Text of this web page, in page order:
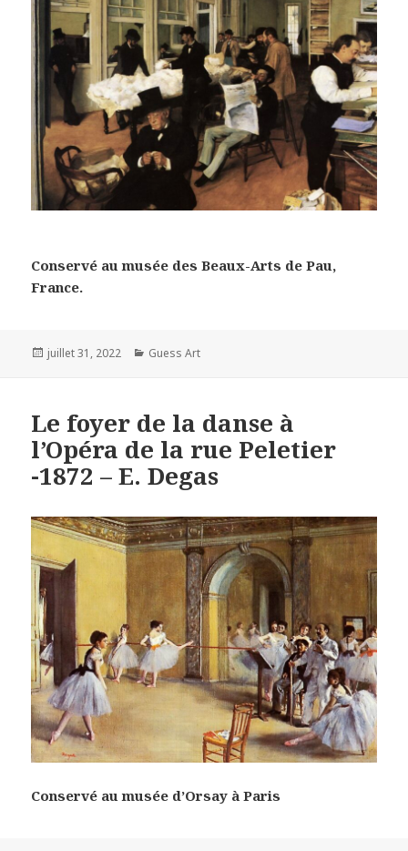
Conservé au musée des Beaux-Arts de Pau,
France.
Posted
juillet 31, 2022 Categories
Guess Art
Le foyer de la danse à
l’Opéra de la rue Peletier
-1872 – E. Degas
Conservé au musée d’Orsay à Paris